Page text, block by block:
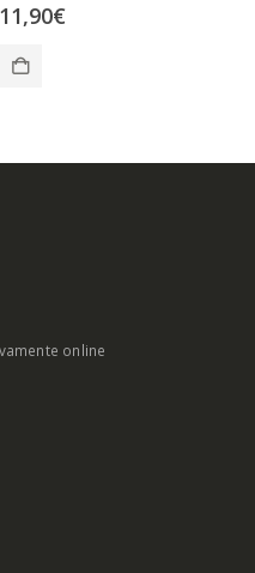
11,90€
online